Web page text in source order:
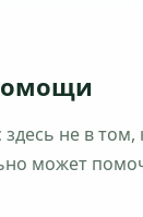
не в том,
может